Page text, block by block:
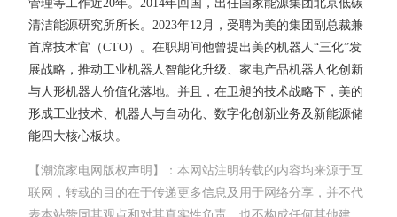
管理等工作近20年。2014年回国，出任国家能源集团北京低碳
清洁能源研究所所长。2023年12月，受聘为美的集团副总裁兼
首席技术官（CTO）。在职期间他曾提出美的机器人“三化”发
展战略，推动工业机器人智能化升级、家电产品机器人化创新
与人形机器人价值化落地。并且，在卫昶的技术战略下，美的
形成工业技术、机器人与自动化、数字化创新业务及新能源储
能四大核心板块。
【潮流家电网版权声明】：本网站注明转载的内容均来源于互
联网，转载的目的在于传递更多信息及用于网络分享，并不代